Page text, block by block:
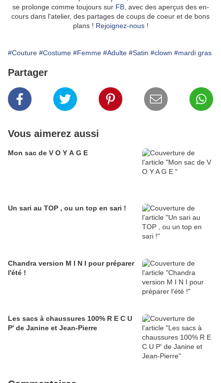
se prolonge comme toujours sur FB, avec des aperçus des en-
cours dans l'atelier, des partages de coups de coeur et de bons
plans ! Rejoignez-nous!
#Couture #Costume #Femme #Adulte #Satin #clown #mardi gras
Partager
Vous aimerez aussi
Mon sac de V O Y A G E
Un sari au TOP , ou un top en sari !
Chandra version M I N I pour préparer
l'été !
Les sacs à chaussures 100% R E C U
P' de Janine et Jean-Pierre